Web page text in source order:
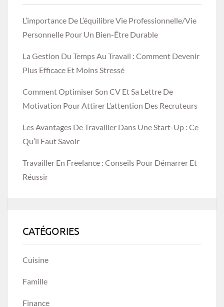
L’importance De L’équilibre Vie Professionnelle/vie
Personnelle Pour Un Bien-Être Durable
La Gestion Du Temps Au Travail : Comment Devenir
Plus Efficace Et Moins Stressé
Comment Optimiser Son CV Et Sa Lettre De
Motivation Pour Attirer L’attention Des Recruteurs
Les Avantages De Travailler Dans Une Start-Up : Ce
Qu’il Faut Savoir
Travailler En Freelance : Conseils Pour Démarrer Et
Réussir
CATÉGORIES
Cuisine
Famille
Finance